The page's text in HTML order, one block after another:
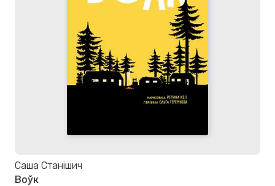
Саша Станішич
Воўк